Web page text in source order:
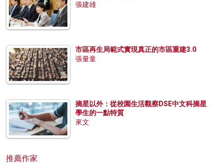
張建雄
市區再生局範式實現真正的市區重建3.0
張量童
摘星以外：從校園生活觀察DSE中文科摘星
學生的一點特質
來文
推薦作家